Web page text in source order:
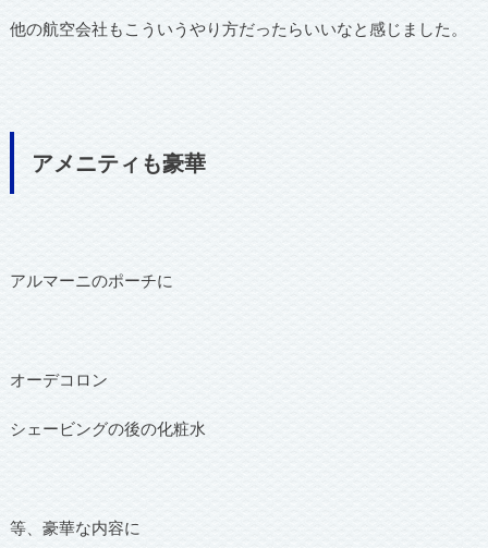
他の航空会社もこういうやり方だったらいいなと感じました。
アメニティも豪華
アルマーニのポーチに
オーデコロン
シェービングの後の化粧水
等、豪華な内容に